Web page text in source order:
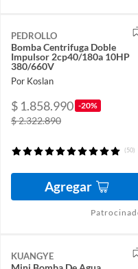
PEDROLLO
Bomba Centrifuga Doble
Impulsor 2cp40/180a 10HP
380/660V
Por Koslan
$ 1.858.990 -20%
$ 2.322.890
(50)
Agregar
KUANGYE